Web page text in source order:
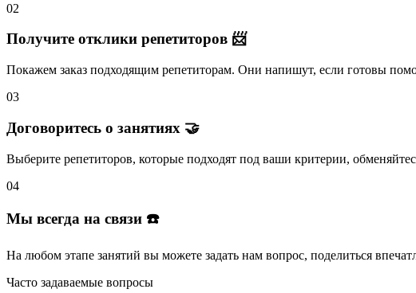
02
Получите отклики репетиторов 📨
Покажем заказ подходящим репетиторам. Они напишут, если готовы
03
Договоритесь о занятиях 🤝
Выберите репетиторов, которые подходят под ваши критерии,
04
Мы всегда на связи ☎️
На любом этапе занятий вы можете задать нам вопрос, поделиться
Часто задаваемые вопросы